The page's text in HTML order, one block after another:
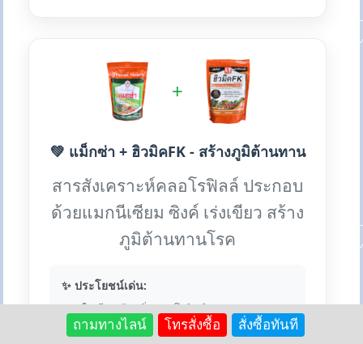
+
💚 แม็กซ่า + ฮิวมิคFK - สร้างภูมิต้านทาน
สารสังเคราะห์คลอโรฟิลล์ ประกอบ
ด้วยแมกนีเซียม ซิงค์ เร่งเขียว สร้าง
ภูมิต้านทานโรค
✨ ประโยชน์เด่น:
• เร่งใบเขียวเข้ม เพิ่มคลอโรฟิลล์
• สร้างภูมิต้านทานโรค
• เสริมแมกนีเซียม ซิงค์
ถามทางไลน์ โทรสั่งซื้อ สั่งซื้อทันที